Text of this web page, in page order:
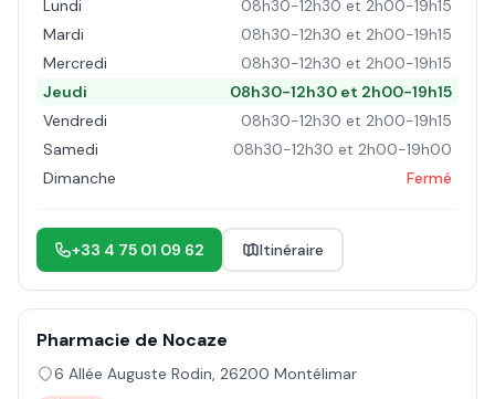
Lundi
08h30-12h30 et 2h00-19h15
Mardi
08h30-12h30 et 2h00-19h15
Mercredi
08h30-12h30 et 2h00-19h15
Jeudi
08h30-12h30 et 2h00-19h15
Vendredi
08h30-12h30 et 2h00-19h15
Samedi
08h30-12h30 et 2h00-19h00
Dimanche
Fermé
+33 4 75 01 09 62 Itinéraire
Pharmacie de Nocaze
6 Allée Auguste Rodin, 26200 Montélimar